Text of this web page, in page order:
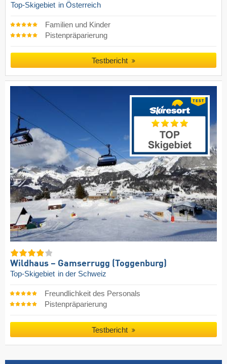
Top-Skigebiet in Österreich
Familien und Kinder
Pistenpräparierung
Testbericht
Wildhaus – Gamserrugg (Toggenburg)
Top-Skigebiet in der Schweiz
Freundlichkeit des Personals
Pistenpräparierung
Testbericht